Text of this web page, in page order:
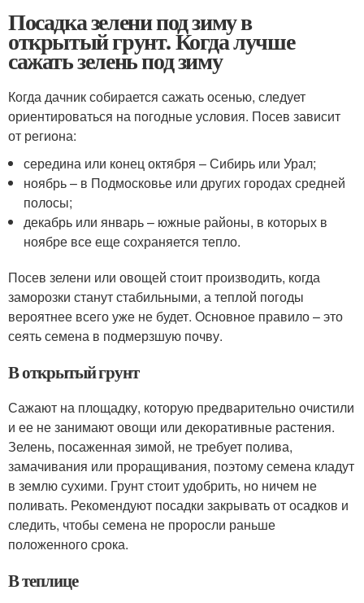
Посадка зелени под зиму в
открытый грунт. Когда лучше
сажать зелень под зиму
Когда дачник собирается сажать осенью, следует
ориентироваться на погодные условия. Посев зависит
от региона:
середина или конец октября – Сибирь или Урал;
ноябрь – в Подмосковье или других городах средней
полосы;
декабрь или январь – южные районы, в которых в
ноябре все еще сохраняется тепло.
Посев зелени или овощей стоит производить, когда
заморозки станут стабильными, а теплой погоды
вероятнее всего уже не будет. Основное правило – это
сеять семена в подмерзшую почву.
В открытый грунт
Сажают на площадку, которую предварительно очистили
и ее не занимают овощи или декоративные растения.
Зелень, посаженная зимой, не требует полива,
замачивания или проращивания, поэтому семена кладут
в землю сухими. Грунт стоит удобрить, но ничем не
поливать. Рекомендуют посадки закрывать от осадков и
следить, чтобы семена не проросли раньше
положенного срока.
В теплице